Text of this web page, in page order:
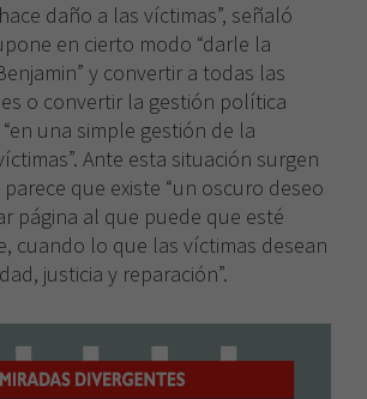
daño a las víctimas”, señaló
en cierto modo “darle la
y convertir a todas las
o convertir la gestión política
una simple gestión de la
Ante esta situación surgen
que existe “un oscuro deseo
página al que puede que esté
cuando lo que las víctimas desean
justicia y reparación”.